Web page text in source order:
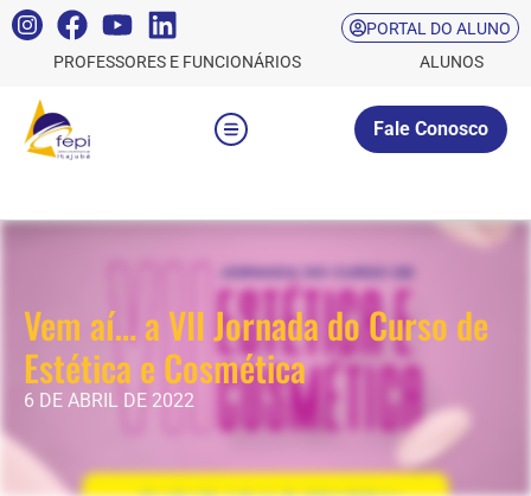
PORTAL DO ALUNO
PROFESSORES E FUNCIONÁRIOS
ALUNOS
Fale Conosco
Vem aí… a VII Jornada do Curso de
Estética e Cosmética
6 DE ABRIL DE 2022